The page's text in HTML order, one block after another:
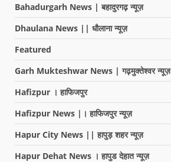
Bahadurgarh News | बहादुरगढ़ न्यूज़
Dhaulana News || धौलाना न्यूज़
Featured
Garh Mukteshwar News | गढ़मुक्तेश्वर न्यूज़
Hafizpur । हाफिजपुर
Hafizpur News |। हाफिजपुर न्यूज़
Hapur City News || हापुड़ शहर न्यूज़
Hapur Dehat News । हापुड देहात न्यूज़